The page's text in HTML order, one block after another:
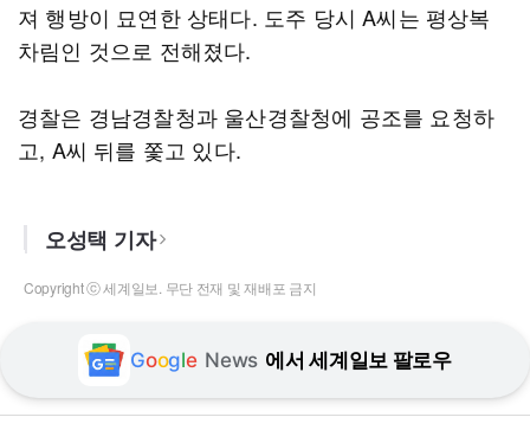
져 행방이 묘연한 상태다. 도주 당시 A씨는 평상복
차림인 것으로 전해졌다.
경찰은 경남경찰청과 울산경찰청에 공조를 요청하
고, A씨 뒤를 쫓고 있다.
오성택 기자
Copyright ⓒ 세계일보. 무단 전재 및 재배포 금지
Google News 에서 세계일보 팔로우